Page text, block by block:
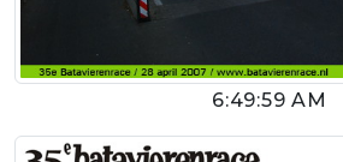
6:49:59 AM